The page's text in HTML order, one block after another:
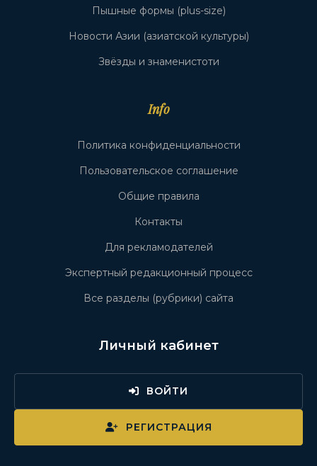
Пышные формы (plus-size)
Новости Азии (азиатской культуры)
Звёзды и знаменистоти
Info
Политика конфиденциальности
Пользовательское соглашение
Общие правила
Контакты
Для рекламодателей
Экспертный редакционный процесс
Все разделы (рубрики) сайта
Личный кабинет
ВОЙТИ
РЕГИСТРАЦИЯ